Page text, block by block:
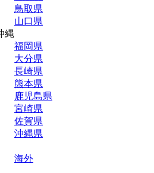
鳥取県
山口県
縄
福岡県
大分県
長崎県
熊本県
鹿児島県
宮崎県
佐賀県
沖縄県
海外